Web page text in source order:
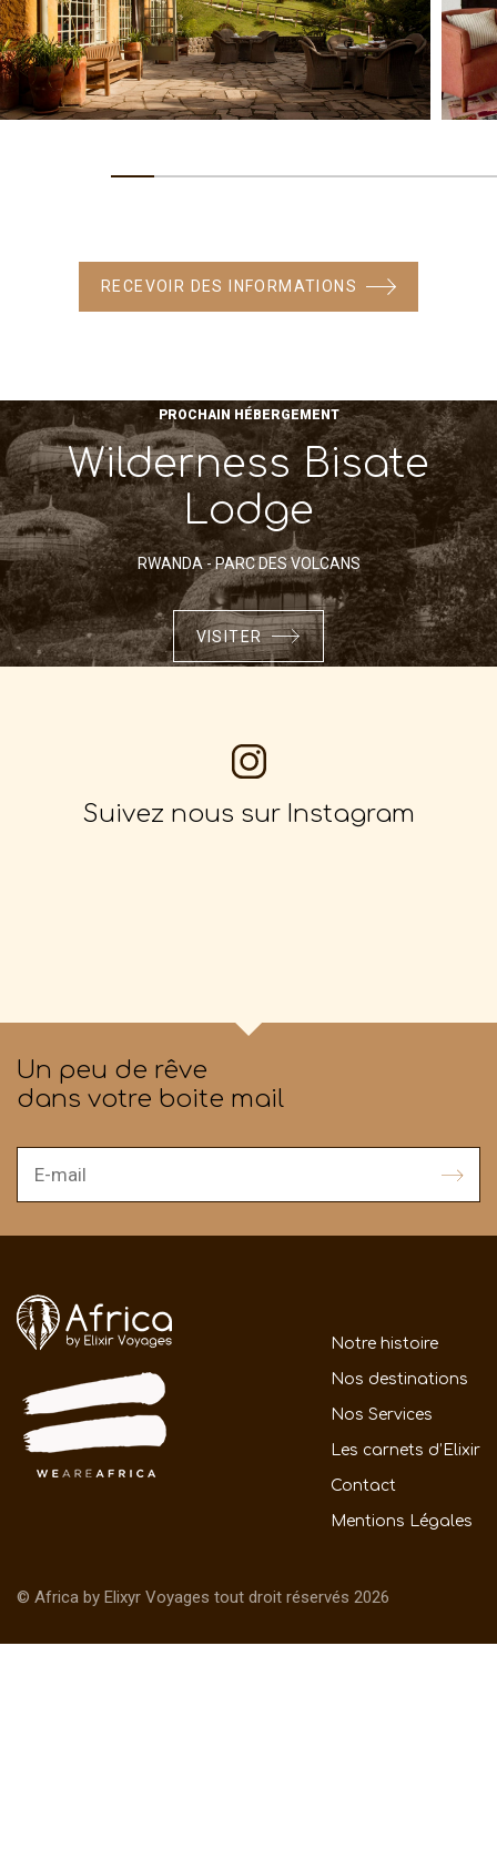
RECEVOIR DES INFORMATIONS
PROCHAIN HÉBERGEMENT
Wilderness Bisate
Lodge
RWANDA - PARC DES VOLCANS
VISITER
Suivez nous sur Instagram
Notre histoire
Nos destinations
Nos Services
Les carnets d’Elixir
Contact
Mentions Légales
© Africa by Elixyr Voyages tout droit réservés 2026
Un peu de rêve
dans votre boite mail